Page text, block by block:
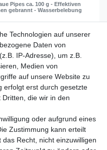
Pipes ca. 100 g - Effektiven
gebrannt - Wasserbelebung
109,00 € / Kilogramm
den Warenkorb
zzgl. Versandkosten
AGB
Technologien auf unserer
Daten von
IP-Adresse), um z.B.
Medien von
auf unsere Website zu
erfolgt erst durch gesetzte
die wir in den
oder aufgrund eines
Zustimmung kann erteilt
Recht, nicht einzuwilligen